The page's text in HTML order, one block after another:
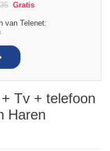
Gratis
van Telenet:
Tv + telefoon
Haren